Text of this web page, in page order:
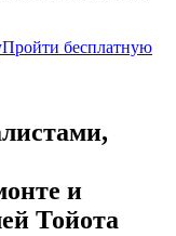
Пройти бесплатную
и
Тойота